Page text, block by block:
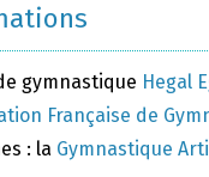
gymnastique Hegal
Française de
: la Gymnastique